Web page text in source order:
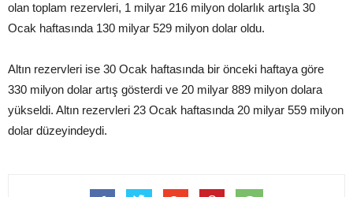
olan toplam rezervleri, 1 milyar 216 milyon dolarlık artışla 30
Ocak haftasında 130 milyar 529 milyon dolar oldu.
Altın rezervleri ise 30 Ocak haftasında bir önceki haftaya göre
330 milyon dolar artış gösterdi ve 20 milyar 889 milyon dolara
yükseldi. Altın rezervleri 23 Ocak haftasında 20 milyar 559 milyon
dolar düzeyindeydi.